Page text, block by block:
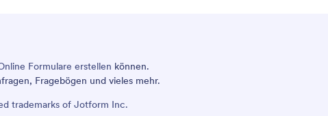
Formulare erstellen können.
Fragebögen und vieles mehr.
trademarks of Jotform Inc.